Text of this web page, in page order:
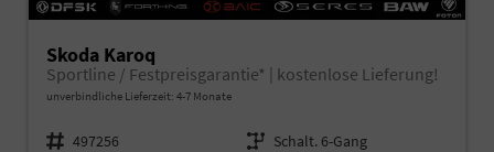
Skoda Karoq
Sportline / Festpreisgarantie* | kostenlose Lieferung!
unverbindliche Lieferzeit: 4-7 Monate
Fahrzeugnr. 497256 Getriebe Schalt. 6-Gang